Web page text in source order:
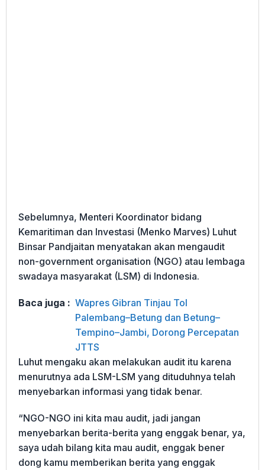
Sebelumnya, Menteri Koordinator bidang
Kemaritiman dan Investasi (Menko Marves) Luhut
Binsar Pandjaitan menyatakan akan mengaudit
non-government organisation (NGO) atau lembaga
swadaya masyarakat (LSM) di Indonesia.
Baca juga : Wapres Gibran Tinjau Tol
Palembang–Betung dan Betung–
Tempino–Jambi, Dorong Percepatan
JTTS
Luhut mengaku akan melakukan audit itu karena
menurutnya ada LSM-LSM yang dituduhnya telah
menyebarkan informasi yang tidak benar.
“NGO-NGO ini kita mau audit, jadi jangan
menyebarkan berita-berita yang enggak benar, ya,
saya udah bilang kita mau audit, enggak bener
dong kamu memberikan berita yang enggak